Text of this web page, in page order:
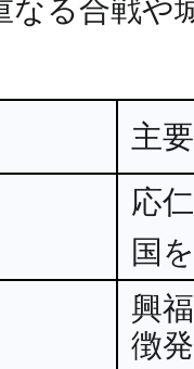
る合戦や
主
応
国
興
徴